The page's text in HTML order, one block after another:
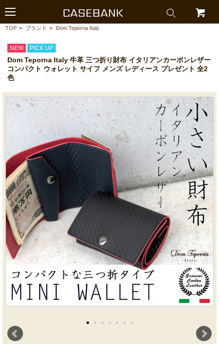
CASEBANK
TOP > ブランド > Dom Teporna Italy
NEW PICK UP
Dom Teporna Italy 牛革 三つ折り財布 イタリアンカーボンレザー
コンパクト ウォレット サイフ メンズ レディース プレゼント 全2
色